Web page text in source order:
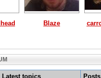
Blaze
Latest topics Posts